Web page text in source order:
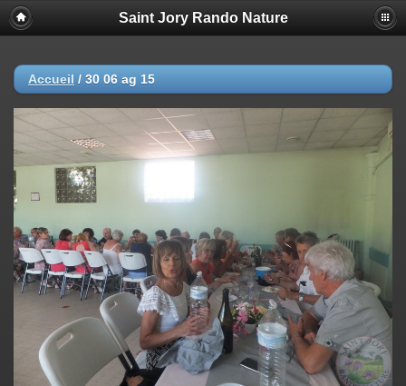
Saint Jory Rando Nature
Accueil / 30 06 ag 15